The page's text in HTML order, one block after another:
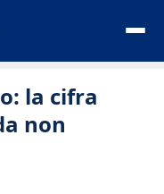
la cifra
non